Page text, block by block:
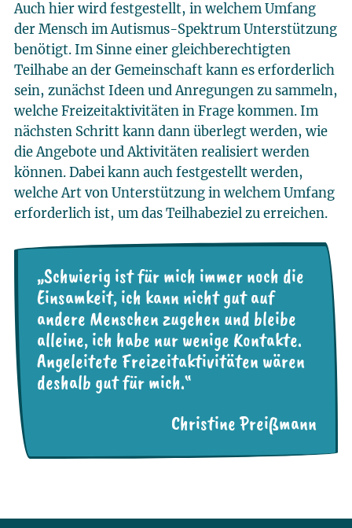
Auch hier wird festgestellt, in welchem Umfang
der Mensch im Autismus-Spektrum Unterstützung
benötigt. Im Sinne einer gleichberechtigten
Teilhabe an der Gemeinschaft kann es erforderlich
sein, zunächst Ideen und Anregungen zu sammeln,
welche Freizeitaktivitäten in Frage kommen. Im
nächsten Schritt kann dann überlegt werden, wie
die Angebote und Aktivitäten realisiert werden
können. Dabei kann auch festgestellt werden,
welche Art von Unterstützung in welchem Umfang
erforderlich ist, um das Teilhabeziel zu erreichen.
„Schwierig ist für mich immer noch die
Einsamkeit, ich kann nicht gut auf
andere Menschen zugehen und bleibe
alleine, ich habe nur wenige Kontakte.
Angeleitete Freizeitaktivitäten wären
deshalb gut für mich.“
Christine Preißmann